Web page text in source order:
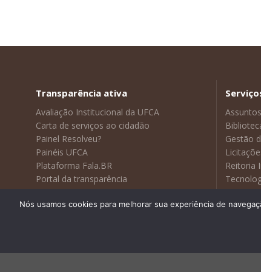
Transparência ativa
Avaliação Institucional da UFCA
Carta de serviços ao cidadão
Painel Resolveu?
Painéis UFCA
Plataforma Fala.BR
Portal da transparência
Gestão
Reitoria
Webmail
Nós usamos cookies para melhorar sua experiência de